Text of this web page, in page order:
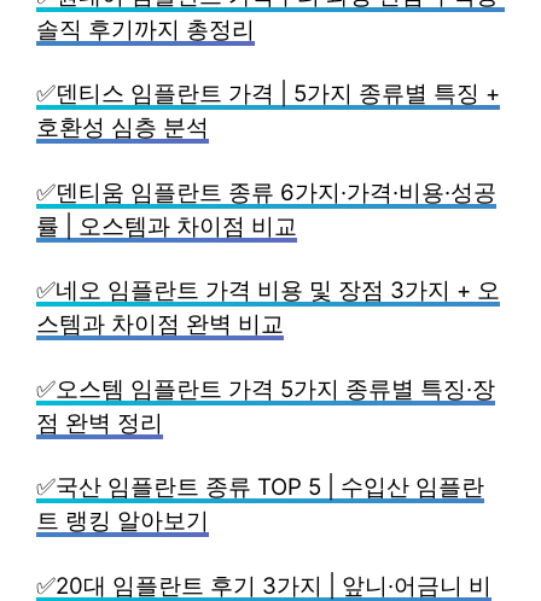
솔직 후기까지 총정리
✅덴티스 임플란트 가격 | 5가지 종류별 특징 +
호환성 심층 분석
✅덴티움 임플란트 종류 6가지·가격·비용·성공
률 | 오스템과 차이점 비교
✅네오 임플란트 가격 비용 및 장점 3가지 + 오
스템과 차이점 완벽 비교
✅오스템 임플란트 가격 5가지 종류별 특징·장
점 완벽 정리
✅국산 임플란트 종류 TOP 5 | 수입산 임플란
트 랭킹 알아보기
✅20대 임플란트 후기 3가지 | 앞니·어금니 비